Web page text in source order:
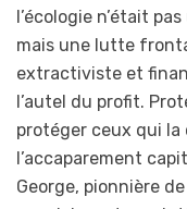
l’écologie n’était
mais une lutte
extractiviste et
l’autel du profit.
protéger ceux qui
l’accaparement
George, pionnière